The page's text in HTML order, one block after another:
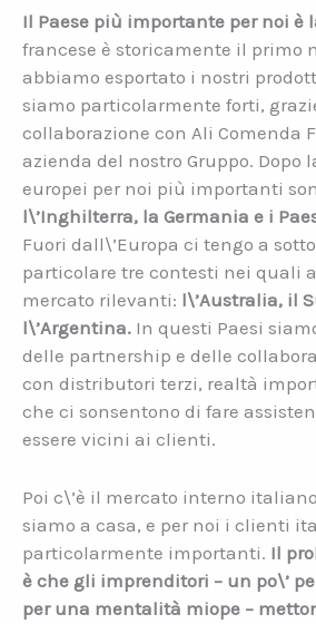
Il Paese più importante per noi è
francese è storicamente il primo
abbiamo esportato i nostri
siamo particolarmente forti,
collaborazione con Ali Comenda
azienda del nostro Gruppo. Dopo
europei per noi più importanti
l\’Inghilterra, la Germania e i
Fuori dall\’Europa ci tengo a
particolare tre contesti nei quali
mercato rilevanti: l\’Australia, il
l\’Argentina. In questi Paesi
delle partnership e delle
con distributori terzi, realtà
che ci sonsentono di fare
essere vicini ai clienti.
Poi c\’è il mercato interno
siamo a casa, e per noi i clienti
particolarmente importanti. Il
è che gli imprenditori – un po\’
per una mentalità miope –